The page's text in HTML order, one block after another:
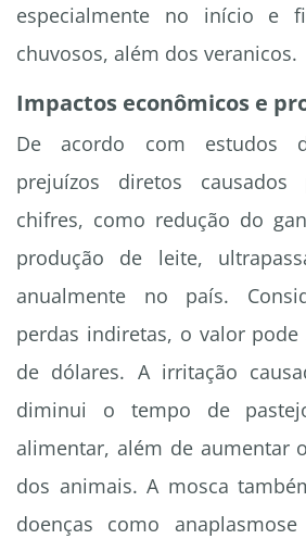
especialmente no início e
chuvosos, além dos veranicos.
Impactos econômicos e
De acordo com estudos
prejuízos diretos causados
chifres, como redução do
produção de leite,
anualmente no país.
perdas indiretas, o valor
de dólares. A irritação
diminui o tempo de
alimentar, além de aumentar
dos animais. A mosca
doenças como